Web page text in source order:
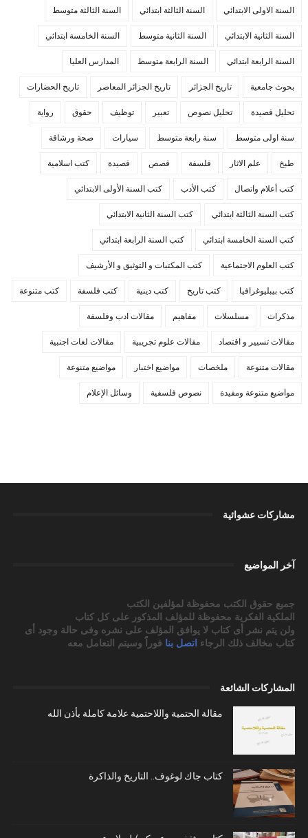
السنة الاولى الابتدائي السنة الثالثة ابتدائي السنة الثالثة متوسط
السنة الثانية الابتدائي السنة الثانية متوسط السنة الخامسة ابتدائي
السنة الرابعة ابتدائي السنة الرابعة متوسط المدارس العليا
بحوث جامعية تاريخ الجزائر تاريخ الجزائر المعاصر تاريخ الحضارات
تحليل قصيدة تحليل نصوص تعبير توظيف حقوق رواية
سنة اولى متوسط سنة رابعة متوسط سيارات صحة ورشاقة
طبخ علم الاثار فلسفة قصص قصيدة كتب اسلامية
كتب أعلام واتصال كتب الأدب كتب السنة الأولى الابتدائي
كتب السنة الثالثة ابتدائي كتب السنة الثانية الابتدائي
كتب السنة الخامسة ابتدائي كتب السنة الرابعة ابتدائي
كتب العلوم الاجتماعية كتب المكتبات و التوثيق و الأرشيف
كتب بيبليوغرافيا كتب تاريخ كتب دينية كتب فلسفة كتب متنوعة
مذكرات مسلسلات مفاهيم مقالات ادب وفلسفة
مقالات تسيير و اقتصاد مقالات علوم تجريبية مقالات لغات اجنبية
مقالات متنوعة ملخصات مواضيع اختبار مواضيع متنوعة
مواضيع متنوعة ومفيدة نصوص فلسفية وسائل الإعلام
مشاركات عشوائية
آخر المواضيع
جميع حقوق الكتب محفوظة لمؤلفين الكتب
الملكية الفكرية محفوظة للمؤلف المذكور على كل كتاب
ولن يتم نشر أى كتاب لا يوافق المؤلف على نشره وفى حالة وجود أى
كتاب مخالف ذلك الرجاء اتصل بنا فوراً وسيتم التعامل معه
المشاركات الشائعة
مقالة الحتمية واللاحتمية علامة كاملة بأذن الله
كتاب جاك لوغوف.. التاريخ والذاكرة